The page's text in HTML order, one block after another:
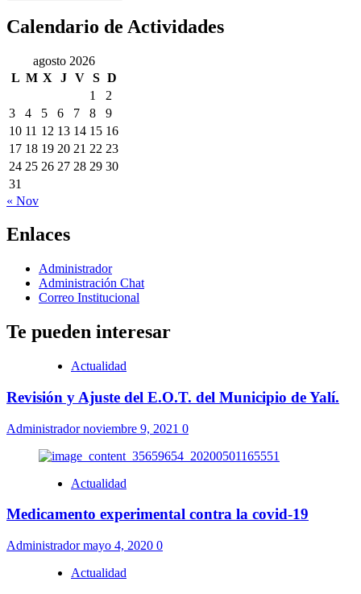
Calendario de Actividades
agosto 2026
L M X J V S D
1
2
3
4 5 6 7 8
9
10 11 12 13 14 15 16
17 18 19 20 21 22 23
24 25 26 27 28 29 30
31
« Nov
Enlaces
Administrador
Administración Chat
Correo Institucional
Te pueden interesar
Actualidad
Revisión y Ajuste del E.O.T. del Municipio de Yalí.
Administradornoviembre 9, 2021 0
Actualidad
Medicamento experimental contra la covid-19
Administradormayo 4, 2020 0
Actualidad